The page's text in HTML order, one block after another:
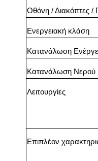
Οθόνη / Διακόπτες /
Ενεργειακή κλάση
Κατανάλωση
Κατανάλωση Νερού
Λειτουργίες
Επιπλέον